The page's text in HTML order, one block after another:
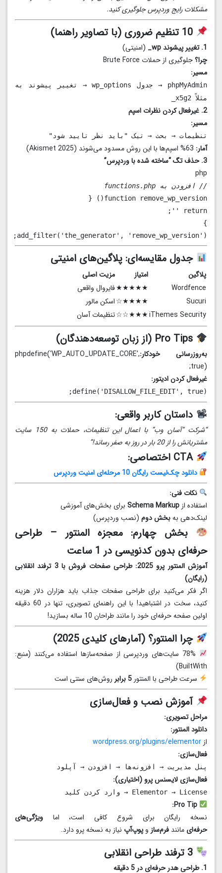
مشکلات رایج وردپرس جلوگیری کنید.
10 تنظیم ضروری (با تصاویر راهنما)
1. تغییر پیشوند wp_
(امنیتی)
چرا؟جلوگیری از حملات Brute Force
مسیر:
phpMyAdmin → جدول wp_options → تغییر پیشوند به
مثلاً x5g2_
2. غیرفعال کردن نظرات اسپم
مسیر:
تنظیمات → بحث → تیک "باید نظر تایید شود"
آمار:63% اسپم‌ها با این روش مسدود می‌شوند (Akismet 2025)
3. حذف تگ “ساخته شده با وردپرس”
php
// افزودن به functions.php
add_filter('the_generator', 'remove_wp_version');
جدول مقایسه‌ای: پلاگین‌های امنیتی
پلاگین امتیاز
مزیت اصلی
Wordfence
★★★★★فایروال واقعی
Sucuri
★★★★☆اسکن مالور
iThemes Security
★★★☆☆تنظیمات آسان
Pro Tips (از زبان توسعه‌دهندگان)
به‌روزرسانی خودکار:phpdefine(‘WP_AUTO_UPDATE_CORE’,
true);
غیرفعال کردن ادیتور:
define('DISALLOW_FILE_EDIT', true);
داستان کاربر واقعی:
“شرکت “آسان وب” با اعمال این تنظیمات، حملات به 150 سایت
مشتریانش را از 20 بار در روز به صفر رساند!”
CTA اختصاصی:
دانلود چک‌لیست رایگان 10 مرحله‌ای امنیت وردپرس
نکات فنی:
استفاده از Schema Markupبرای بخش‌های آموزشی
لینک‌دهی بهبخش دوم(نصب وردپرس)
بخش چهارم: معجزه المنتور – طراحی
حرفه‌ای بدون کدنویسی در 1 ساعت
آموزش المنتور پرو 2025: طراحی صفحات فروش با 3 ترفند انقلابی
(رایگان)
اگر فکر می‌کنید برای طراحی صفحات جذاب باید هزاران دلار هزینه
کنید، سخت در اشتباهید! با این راهنمای تصویری، تنها در 60 دقیقه
اولین صفحه حرفه‌ای خود را مانند طراحان 10 ساله بسازید!
چرا المنتور؟ (آمارهای کلیدی 2025)
78% سایت‌های وردپرسی از صفحه‌سازها استفاده می‌کنند (منبع:
BuiltWith)
سرعت طراحی با المنتور5 برابر روش‌های سنتی است
آموزش نصب و فعال‌سازی
مراحل تصویری:
دانلود المنتور:
از wordpress.org/plugins/elementor
فعال‌سازی:
پنل مدیریت → افزونه‌ها → افزودن → آپلود
فعال‌سازی لایسنس پرو (اختیاری):
Elementor → License → وارد کردن کلید
Pro Tip:
نسخه رایگان برای شروع کافی است، اما
ویژگی‌های
حرفه‌ایمانند فرم‌سازو پوپ‌آپنیاز به نسخه پرو دارد.
3 ترفند طراحی انقلابی
1. طراحی هدر حرفه‌ای در 5 دقیقه